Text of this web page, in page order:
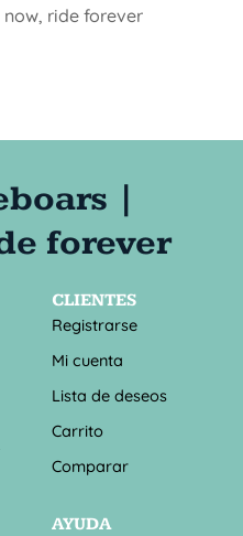
CLIENTES
Registrarse
Mi cuenta
Lista de deseos
Carrito
Comparar
AYUDA